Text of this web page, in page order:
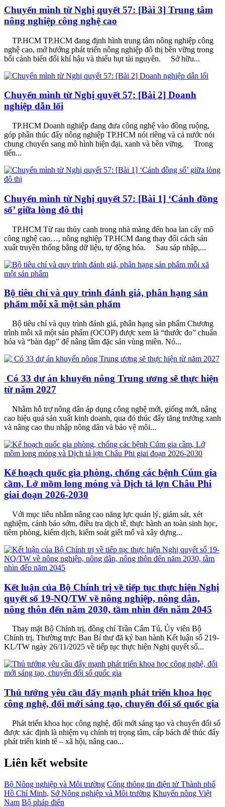
Chuyển mình từ Nghị quyết 57: [Bài 3] Trung tâm
nông nghiệp công nghệ cao
TP.HCM TP.HCM đang định hình trung tâm nông nghiệp công
nghệ cao, mở hướng phát triển nông nghiệp đô thị bền vững trong
bối cảnh biến đổi khí hậu và thiếu hụt tài nguyên. Sở hữu...
Chuyển mình từ Nghị quyết 57: [Bài 2] Doanh
nghiệp dẫn lối
TP.HCM Doanh nghiệp đang đưa công nghệ vào đồng ruộng,
góp phần thúc đẩy nông nghiệp TP.HCM nói riêng và cả nước nói
chung chuyển sang mô hình hiện đại, xanh và bền vững. Trong
tiến...
Chuyển mình từ Nghị quyết 57: [Bài 1] ‘Cánh đồng
số’ giữa lòng đô thị
TP.HCM Từ rau thủy canh trong nhà màng đến hoa lan cấy mô
công nghệ cao…, nông nghiệp TP.HCM đang thay đổi cách sản
xuất truyền thống bằng dữ liệu, tự động hóa. Sau sáp nhập,...
Bộ tiêu chí và quy trình đánh giá, phân hạng sản
phẩm mỗi xã một sản phẩm
Bộ tiêu chí và quy trình đánh giá, phân hạng sản phẩm Chương
trình mỗi xã một sản phẩm (OCOP) được xem là “thước đo” chuẩn
hóa và “bàn đạp” để nâng tầm đặc sản vùng miền. Nó...
Có 33 dự án khuyến nông Trung ương sẽ thực hiện
từ năm 2027
Nhằm hỗ trợ nông dân áp dụng công nghệ mới, giống mới, nâng
cao hiệu quả sản xuất kinh doanh, qua đó thúc đẩy tăng trưởng xanh
và nâng cao thu nhập nông dân và bảo vệ môi...
Kế hoạch quốc gia phòng, chống các bệnh Cúm gia
cầm, Lở mồm long móng và Dịch tả lợn Châu Phi
giai đoạn 2026-2030
Với mục tiêu nhằm nâng cao năng lực quản lý, giám sát, xét
nghiệm, cảnh báo sớm, điều tra dịch tễ, thực hành an toàn sinh học,
tiêm phòng, kiểm dịch, kiểm soát giết mổ và xây dựng...
Kết luận của Bộ Chính trị về tiếp tục thực hiện Nghị
quyết số 19-NQ/TW về nông nghiệp, nông dân,
nông thôn đến năm 2030, tầm nhìn đến năm 2045
Thay mặt Bộ Chính trị, đồng chí Trần Cẩm Tú, Ủy viên Bộ
Chính trị, Thường trực Ban Bí thư đã ký ban hành Kết luận số 219-
KL/TW ngày 26/11/2025 về tiếp tục thực hiện Nghị quyết số...
Thủ tướng yêu cầu đẩy mạnh phát triển khoa học
công nghệ, đổi mới sáng tạo, chuyển đổi số quốc gia
Phát triển khoa học công nghệ, đổi mới sáng tạo và chuyển đổi số
được xác định là nhiệm vụ chính trị trọng tâm, cấp bách để thúc đẩy
phát triển kinh tế – xã hội, nâng cao...
Liên kết website
Bộ Nông nghiệp và Môi trường Cổng thông tin điện tử Thành phố
Hồ Chí Minh, Sở Nông nghiệp và Môi trường Khuyến nông Việt
Nam Bộ pháp điển